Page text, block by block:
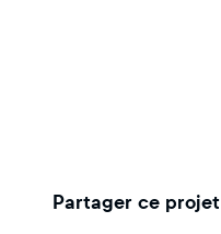
Partager ce projet